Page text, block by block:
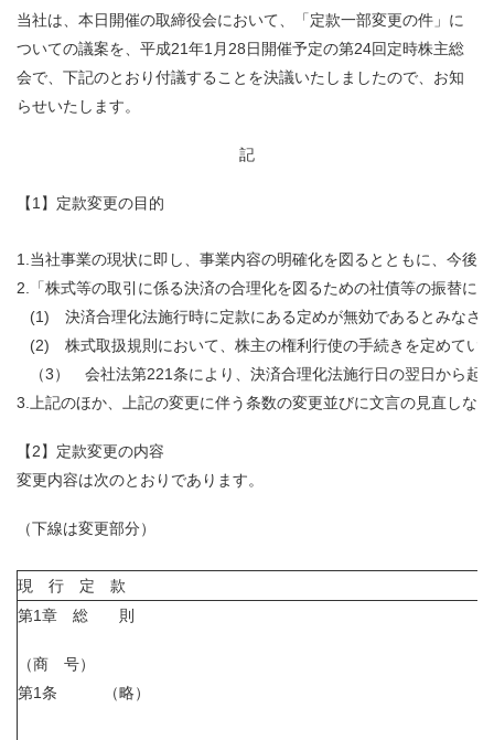
当社は、本日開催の取締役会において、「定款一部変更の件」に
ついての議案を、平成21年1 月 28日開催予定の第24回定時株主総
会で、下記のとおり付議することを決議いたしましたので、お知
らせいたします。
記
【1】定款変更の目的
1. 当社事業の現状に即し、事業内容の明確化を図るとともに、今後
2.
「株式等の取引に係る決済の合理化を図るための社債等の振替
(1) 決済合理化法施行時に定款にある定めが無効であるとみなさ
(2) 株式取扱規則において、株主の権利行使の手続きを定めてい
（3） 会社法第221条により、決済合理化法施行日の翌日から起
3.
上記のほか、上記の変更に伴う条数の変更並びに文言の見直しな
【2】定款変更の内容
変更内容は次のとおりであります。
（下線は変更部分）
現 行 定 款
第1章 総 則
（商 号）
第1条 （略）